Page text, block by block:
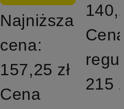
Najniższa
cena:
157,25 zł
Cena
215